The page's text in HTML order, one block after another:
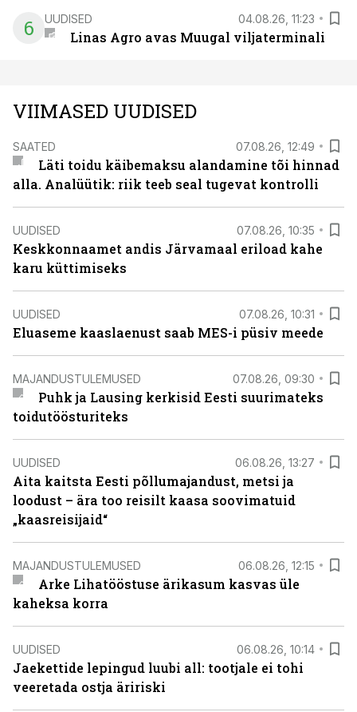
6 UUDISED 04.08.26, 11:23
Linas Agro avas Muugal viljaterminali
VIIMASED UUDISED
SAATED 07.08.26, 12:49
Läti toidu käibemaksu alandamine tõi hinnad
alla. Analüütik: riik teeb seal tugevat kontrolli
UUDISED 07.08.26, 10:35
Keskkonnaamet andis Järvamaal eriload kahe
karu küttimiseks
UUDISED 07.08.26, 10:31
Eluaseme kaaslaenust saab MES-i püsiv meede
MAJANDUSTULEMUSED 07.08.26, 09:30
Puhk ja Lausing kerkisid Eesti suurimateks
toidutöösturiteks
UUDISED 06.08.26, 13:27
Aita kaitsta Eesti põllumajandust, metsi ja
loodust – ära too reisilt kaasa soovimatuid
„kaasreisijaid“
MAJANDUSTULEMUSED 06.08.26, 12:15
Arke Lihatööstuse ärikasum kasvas üle
kaheksa korra
UUDISED 06.08.26, 10:14
Jaekettide lepingud luubi all: tootjale ei tohi
veeretada ostja äririski